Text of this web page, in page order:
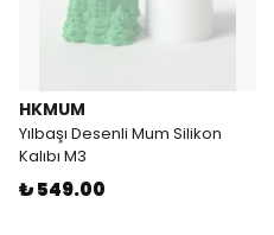
HKMUM
Yılbaşı Desenli Mum Silikon
Kalıbı M3
₺ 549.00